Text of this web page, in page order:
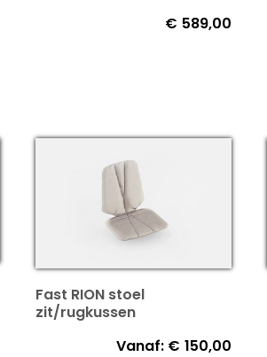
€ 589,00
Fast RION stoel
zit/rugkussen
Vanaf: € 150,00